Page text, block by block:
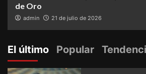
de Oro
admin 21 de julio de 2026
El último Popular